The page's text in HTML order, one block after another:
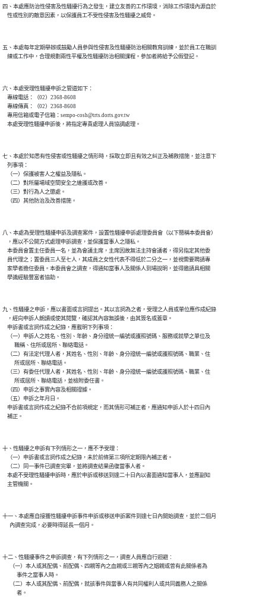
四、本處應防治性侵害及性騷擾行為之發生，建立友善的工作環境，消除工作環境內源自於
    性或性別的敵意因素，以保護員工不受性侵害及性騷擾之威脅。
五、本處每年定期舉辦或鼓勵人員參與性侵害及性騷擾防治相關教育訓練，並於員工在職訓
    練或工作中，合理規劃兩性平權及性騷擾防治相關課程。參加者將給予公假登記。
六、本處受理性騷擾申訴之管道如下：
    專線電話：（02）2368-8608
    專線傳真：（02）2368-8608
    專用信箱或電子信箱：sempo-cosh@trts.dorts.gov.tw
    本處受理性騷擾申訴後，將指定專責處理人員協調處理。
七、本處於知悉有性侵害或性騷擾之情形時，採取立即且有效之糾正及補救措施，並注意下
    列事項：
    （一）保護被害人之權益及隱私。
    （二）對所屬場域空間安全之維護或改善。
    （三）對行為人之懲處。
    （四）其他防治及改善措施。
八、本處為受理性騷擾申訴及調查案件，設置性騷擾申訴處理委員會（以下簡稱本委員會）
    ，應以不公開方式處理申訴調查，並保護當事人之隱私。
    本委員會置主任委員一名，並為會議主席，主席因故無法主持會議者，得另指定其他委
    員代理之；置委員三人至七人，其成員之女性代表不得低於二分之一，並視需要聘請專
    家學者擔任委員。本委員會之調查，得通知當事人及關係人到場說明，並得邀請具相關
    學識經驗豐富者協助。
九、性騷擾之申訴，應以書面或言詞提出。其以言詞為之者，受理之人員或單位應作成紀錄
    ，經向申訴人朗讀或使其閱覽，確認其內容無誤後，由其簽名或蓋章。
    申訴書或言詞作成之紀錄，應載明下列事項：
    （一）申訴人之姓名、性別、年齡、身分證統一編號或護照號碼、服務或就學之單位及
          職稱、住所或居所、聯絡電話。
    （二）有法定代理人者，其姓名、性別、年齡、身分證統一編號或護照號碼、職業、住
          所或居所、聯絡電話。
    （三）有委任代理人者，其姓名、性別、年齡、身分證統一編號或護照號碼、職業、住
          所或居所、聯絡電話，並檢附委任書。
    （四）申訴之事實內容及相關證據。
    （五）申訴之年月日。
    申訴書或言詞作成之紀錄不合前項規定，而其情形可補正者，應通知申訴人於十四日內
    補正。
十、性騷擾之申訴有下列情形之一，應不予受理：
    （一）申訴書或言詞作成之紀錄，未於前條第三項所定期限內補正者。
    （二）同一事件已調查完畢，並將調查結果函復當事人者。
    本處不受理性騷擾申訴時，應於申訴或移送到達二十日內以書面通知當事人，並應副知
    主管機關。
十一、本處應自接獲性騷擾申訴事件申訴或移送申訴案件到達七日內開始調查，並於二個月
      內調查完成，必要時得延長一個月。
十二、性騷擾事件之申訴調查，有下列情形之一，調查人員應自行迴避︰
      （一）本人或其配偶、前配偶、四親等內之血親或三親等內之姻親或曾有此關係者為
            事件之當事人時。
      （二）本人或其配偶、前配偶，就該事件與當事人有共同權利人或共同義務人之關係
            者。